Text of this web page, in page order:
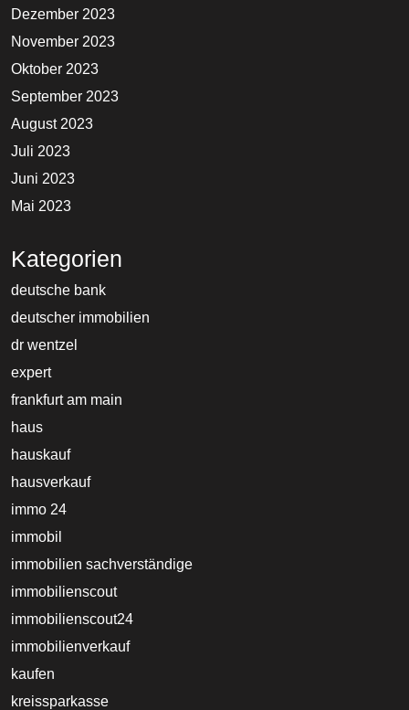
Dezember 2023
November 2023
Oktober 2023
September 2023
August 2023
Juli 2023
Juni 2023
Mai 2023
Kategorien
deutsche bank
deutscher immobilien
dr wentzel
expert
frankfurt am main
haus
hauskauf
hausverkauf
immo 24
immobil
immobilien sachverständige
immobilienscout
immobilienscout24
immobilienverkauf
kaufen
kreissparkasse